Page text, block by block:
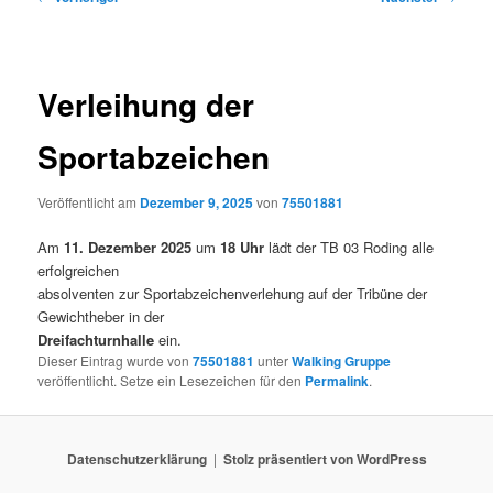
Verleihung der
Sportabzeichen
Veröffentlicht am Dezember 9, 2025von75501881
Am11. Dezember 2025 um18 Uhr lädt der TB 03 Roding alle
erfolgreichen
absolventen zur Sportabzeichenverlehung auf der Tribüne der
Gewichtheber in der
Dreifachturnhalle ein.
Dieser Eintrag wurde von75501881 unterWalking Gruppe
veröffentlicht. Setze ein Lesezeichen für den Permalink.
Datenschutzerklärung Stolz präsentiert von WordPress